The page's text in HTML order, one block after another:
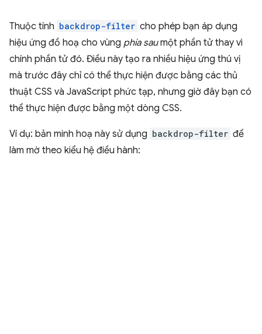
Thuộc tính backdrop-filter cho phép bạn áp dụng
hiệu ứng đồ hoạ cho vùng phía saumột phần tử thay vì
chính phần tử đó. Điều này tạo ra nhiều hiệu ứng thú vị
mà trước đây chỉ có thể thực hiện được bằng các thủ
thuật CSS và JavaScript phức tạp, nhưng giờ đây bạn có
thể thực hiện được bằng một dòng CSS.
Ví dụ: bản minh hoạ này sử dụng backdrop-filter để
làm mờ theo kiểu hệ điều hành: